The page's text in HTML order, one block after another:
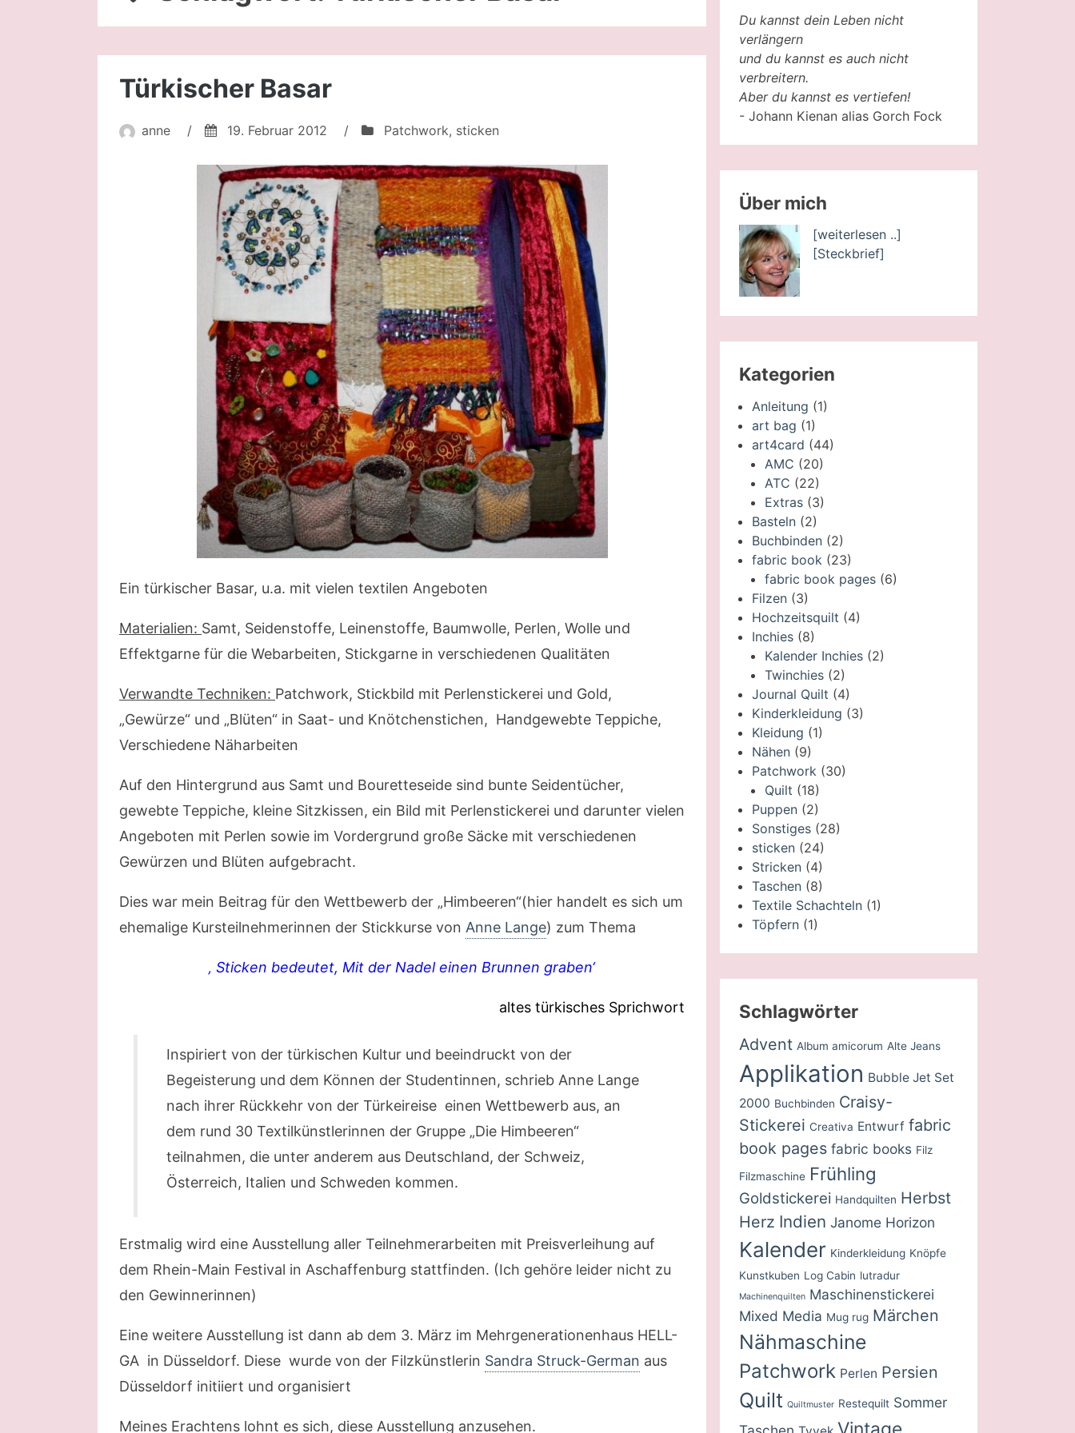
Türkischer Basar
anne / 19. Februar 2012 / Patchwork, sticken
Ein türkischer Basar, u.a. mit vielen textilen Angeboten
Materialien: Samt, Seidenstoffe, Leinenstoffe, Baumwolle, Perlen, Wolle und
Effektgarne für die Webarbeiten, Stickgarne in verschiedenen Qualitäten
Verwandte Techniken: Patchwork, Stickbild mit Perlenstickerei und Gold,
„Gewürze“ und „Blüten“ in Saat- und Knötchenstichen, Handgewebte Teppiche,
Verschiedene Näharbeiten
Auf den Hintergrund aus Samt und Bouretteseide sind bunte Seidentücher,
gewebte Teppiche, kleine Sitzkissen, ein Bild mit Perlenstickerei und darunter vielen
Angeboten mit Perlen sowie im Vordergrund große Säcke mit verschiedenen
Gewürzen und Blüten aufgebracht.
Dies war mein Beitrag für den Wettbewerb der „Himbeeren“(hier handelt es sich um
ehemalige Kursteilnehmerinnen der Stickkurse von Anne Lange) zum Thema
‚ Sticken bedeutet, Mit der Nadel einen Brunnen graben‘
altes türkisches Sprichwort
Inspiriert von der türkischen Kultur und beeindruckt von der
Begeisterung und dem Können der Studentinnen, schrieb Anne Lange
nach ihrer Rückkehr von der Türkeireise einen Wettbewerb aus, an
dem rund 30 Textilkünstlerinnen der Gruppe „Die Himbeeren“
teilnahmen, die unter anderem aus Deutschland, der Schweiz,
Österreich, Italien und Schweden kommen.
Erstmalig wird eine Ausstellung aller Teilnehmerarbeiten mit Preisverleihung auf
dem Rhein-Main Festival in Aschaffenburg stattfinden. (Ich gehöre leider nicht zu
den Gewinnerinnen)
Eine weitere Ausstellung ist dann ab dem 3. März im Mehrgenerationenhaus HELL-
GA in Düsseldorf. Diese wurde von der Filzkünstlerin Sandra Struck-German aus
Düsseldorf initiiert und organisiert
Meines Erachtens lohnt es sich, diese Ausstellung anzusehen.
Du kannst dein Leben nicht
verlängern
und du kannst es auch nicht
verbreitern.
Aber du kannst es vertiefen!
- Johann Kienan alias Gorch Fock
Über mich
[weiterlesen ..]
[Steckbrief]
Kategorien
Anleitung (1)
art bag (1)
art4card (44)
AMC (20)
ATC (22)
Extras (3)
Basteln (2)
Buchbinden (2)
fabric book (23)
fabric book pages (6)
Filzen (3)
Hochzeitsquilt (4)
Inchies (8)
Kalender Inchies (2)
Twinchies (2)
Journal Quilt (4)
Kinderkleidung (3)
Kleidung (1)
Nähen (9)
Patchwork (30)
Quilt (18)
Puppen (2)
Sonstiges (28)
sticken (24)
Stricken (4)
Taschen (8)
Textile Schachteln (1)
Töpfern (1)
Schlagwörter
Advent Album amicorum Alte Jeans
Applikation Bubble Jet Set
2000 Buchbinden Craisy-
Stickerei Creativa Entwurf fabric
book pages fabric books Filz
Filzmaschine Frühling
Goldstickerei Handquilten Herbst
Herz Indien Janome Horizon
Kalender Kinderkleidung Knöpfe
Kunstkuben Log Cabin lutradur
Machinenquilten Maschinenstickerei
Mixed Media Mug rug Märchen
Nähmaschine
Patchwork Perlen Persien
Quilt Quiltmuster Restequilt Sommer